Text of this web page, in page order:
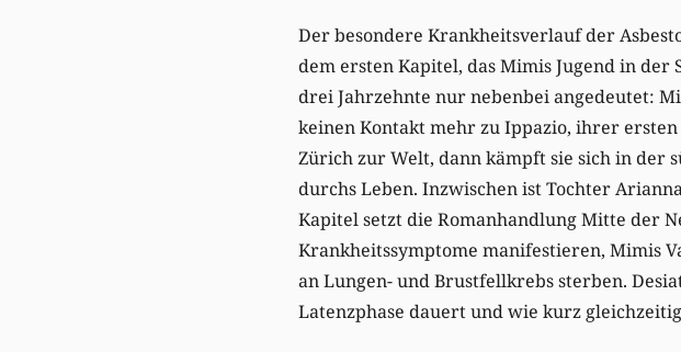
Der besondere Krankheitsverlauf der
dem ersten Kapitel, das Mimis Jugend in
drei Jahrzehnte nur nebenbei angedeutet:
keinen Kontakt mehr zu Ippazio, ihrer
Zürich zur Welt, dann kämpft sie sich in der
durchs Leben. Inzwischen ist Tochter
Kapitel setzt die Romanhandlung Mitte der
Krankheitssymptome manifestieren, Mimis
an Lungen- und Brustfellkrebs sterben.
Latenzphase dauert und wie kurz